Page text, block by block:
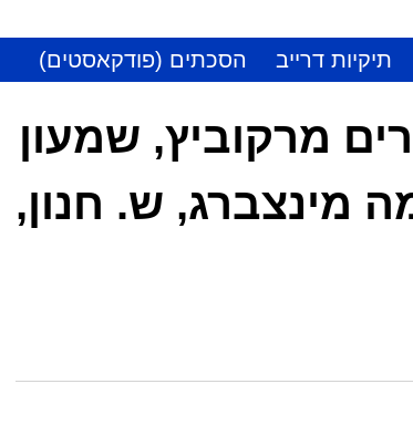
תיקיות דרייב הסכתים (פודקאסטים)
מרקוביץ, שמעון
מינצברג, ש. חנון,